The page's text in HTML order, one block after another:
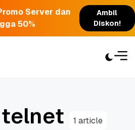
Server dan
50%
Ambil
Diskon!
telnet 1 article